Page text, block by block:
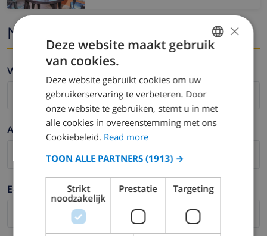
Naam en email
Voornaam *
Achternaam *
E-mail *
DUTCH
SPANISH
CATALAN
ITALIAN
NORWEGIAN
×
Deze website maakt gebruik
van cookies.
Deze website gebruikt cookies om uw
gebruikerservaring te verbeteren. Door
onze website te gebruiken, stemt u in met
alle cookies in overeenstemming met ons
Cookiebeleid. Read more
TOON ALLE PARTNERS (1913) →
Strikt
noodzakelijk
Prestatie Targeting